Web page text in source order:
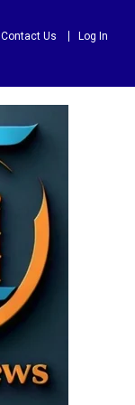
Contact Us Log In